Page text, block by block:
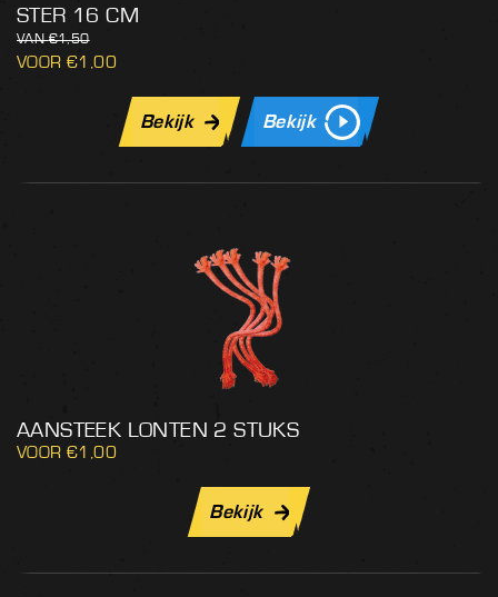
STER 16 CM
€1,50
€1,00
Bekijk Bekijk
AANSTEEK LONTEN 2 STUKS
€1,00
Bekijk